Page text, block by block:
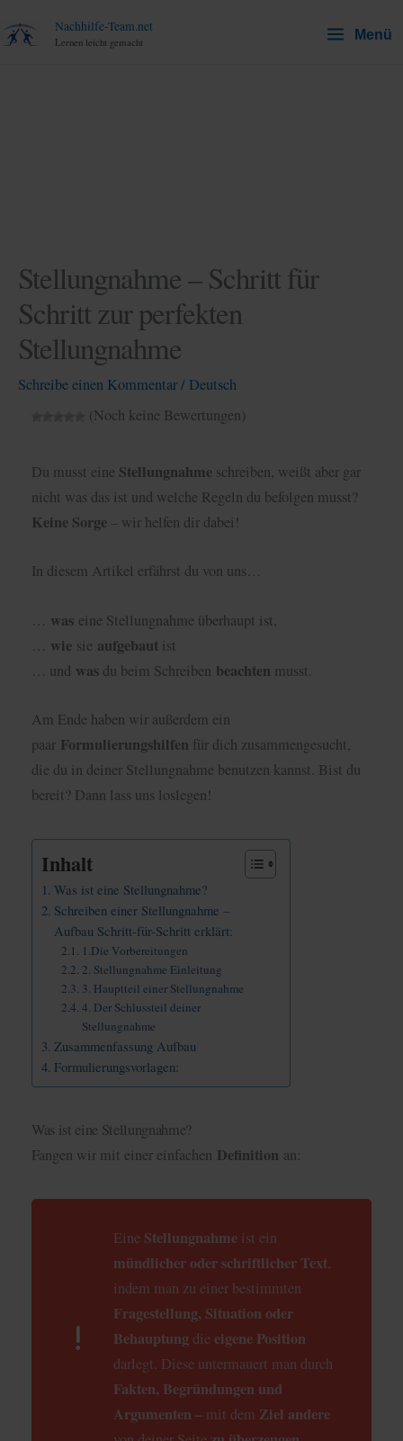
Inhalt
Nachhilfe-Team.net
Lernen leicht gemacht Menü
Stellungnahme – Schritt für
Schritt zur perfekten
Stellungnahme
Schreibe einen Kommentar/ Deutsch
(Noch keine Bewertungen)
Du musst eine Stellungnahme schreiben, weißt aber gar
nicht was das ist und welche Regeln du befolgen musst?
Keine Sorge – wir helfen dir dabei!
In diesem Artikel erfährst du von uns…
… was eine Stellungnahme überhaupt ist,
… wie sie aufgebaut ist
… und was du beim Schreiben beachten musst.
Am Ende haben wir außerdem ein
paar Formulierungshilfen für dich zusammengesucht,
die du in deiner Stellungnahme benutzen kannst. Bist du
bereit? Dann lass uns loslegen!
Inhalt
Was ist eine Stellungnahme?
Schreiben einer Stellungnahme –
Aufbau Schritt-für-Schritt erklärt:
1.Die Vorbereitungen
2. Stellungnahme Einleitung
3. Hauptteil einer Stellungnahme
4. Der Schlussteil deiner
Stellungnahme
Zusammenfassung Aufbau
Formulierungsvorlagen:
Was ist eine Stellungnahme?
Fangen wir mit einer einfachen Definition an:
Eine Stellungnahme ist ein
mündlicher oder schriftlicher Text,
indem man zu einer bestimmten
Fragestellung, Situation oder
Behauptung die eigene Position
darlegt. Diese untermauert man durch
Fakten, Begründungen und
Argumenten – mit dem Ziel andere